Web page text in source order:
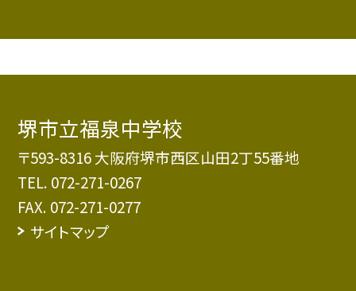
堺市立福泉中学校
〒593-8316 大阪府堺市西区山田2丁55番地
TEL. 072-271-0267
FAX. 072-271-0277
サイトマップ